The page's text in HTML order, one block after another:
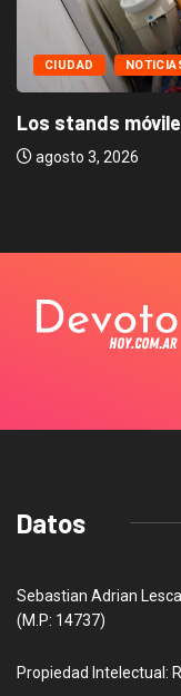
CIUDAD
Los stands
agosto 3, 2026
Datos
Sebastian Adrian
(M.P: 14737)
Propiedad Intelectual: